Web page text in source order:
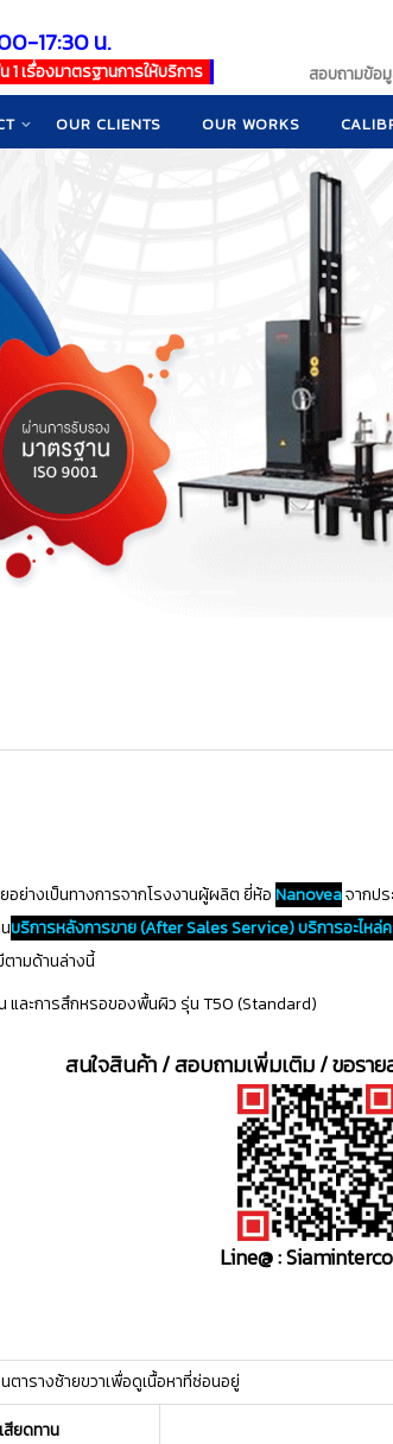
17:30 น.
เรื่องมาตรฐานการให้บริการ สอบถามข้อ
OUR CLIENTS OUR WORKS
อย่างเป็นทางการจากโรงงานผู้ผลิต ยี่ห้อNanoveaจากป
บริการหลังการขาย (After Sales Service)บริการอะไหล่
ามด้านล่างนี้
และการสึกหรอของพื้นผิว รุ่น T50 (Standard)
สนใจสินค้า / สอบถามเพิ่มเติม / ขอรา
Line@ :
ตารางซ้ายขวาเพื่อดูเนื้อหาที่ซ่อนอยู่
สียดทาน